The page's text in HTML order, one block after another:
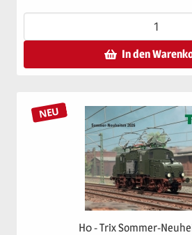
In den
NEU
H0 - Trix Sommer-